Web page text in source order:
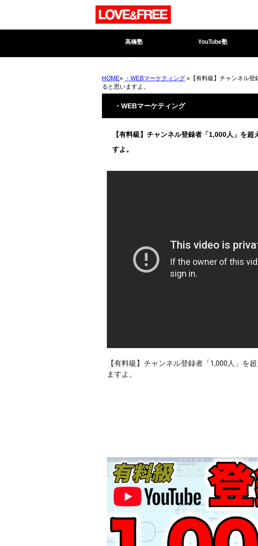
高橋塾 YouTube塾
HOME» ・WEBマーケティング »【有料級】チャンネル登
ると思いますよ。
・WEBマーケティング
【有料級】チャンネル登録者「1,000人」を
すよ。
【有料級】チャンネル登録者「1,000人」を
ますよ。